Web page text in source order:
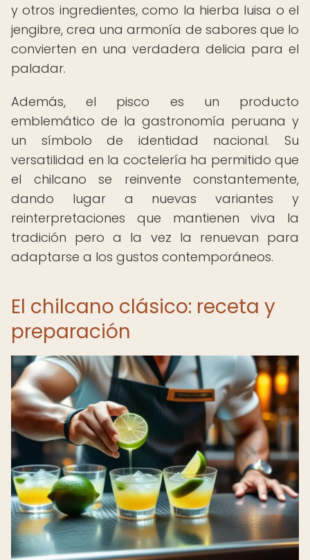
y otros ingredientes, como la hierba luisa o el
jengibre, crea una armonía de sabores que lo
convierten en una verdadera delicia para el
paladar.
Además, el pisco es un producto
emblemático de la gastronomía peruana y
un símbolo de identidad nacional. Su
versatilidad en la coctelería ha permitido que
el chilcano se reinvente constantemente,
dando lugar a nuevas variantes y
reinterpretaciones que mantienen viva la
tradición pero a la vez la renuevan para
adaptarse a los gustos contemporáneos.
El chilcano clásico: receta y
preparación